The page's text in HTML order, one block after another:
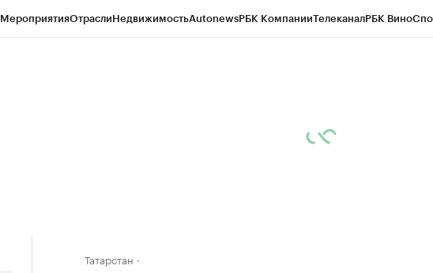
МероприятияОтраслиНедвижимостьAutonewsРБК КомпанииТелеканалРБК Вино
Татарстан